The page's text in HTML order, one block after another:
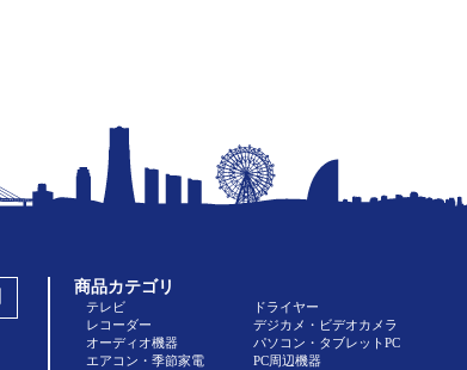
商品カテゴリ
テレビ
レコーダー
オーディオ機器
エアコン・季節家電
ドライヤー
デジカメ・ビデオカメラ
パソコン・タブレットPC
PC周辺機器